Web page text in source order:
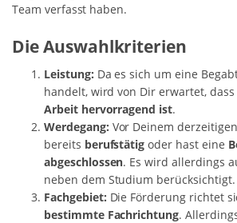
Team verfasst haben.
Die Auswahlkriterien
Leistung: Da es sich um eine
handelt, wird von Dir erwartet,
Arbeit hervorragend ist.
Werdegang: Vor Deinem
bereits berufstätig oder hast eine
abgeschlossen. Es wird allerdings
neben dem Studium berücksichtigt.
Fachgebiet: Die Förderung richtet
bestimmte Fachrichtung.